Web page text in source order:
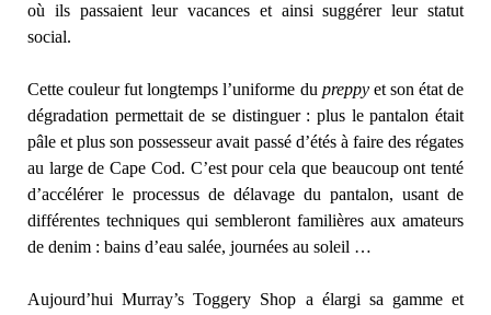
où ils passaient leur vacances et ainsi suggérer leur statut
social.
Cette couleur fut longtemps l’uniforme du preppyet son état de
dégradation permettait de se distinguer : plus le pantalon était
pâle et plus son possesseur avait passé d’étés à faire des régates
au large de Cape Cod. C’est pour cela que beaucoup ont tenté
d’accélérer le processus de délavage du pantalon, usant de
différentes techniques qui sembleront familières aux amateurs
de denim : bains d’eau salée, journées au soleil …
Aujourd’hui Murray’s Toggery Shop a élargi sa gamme et